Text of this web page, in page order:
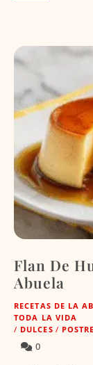
Flan De
Abuela
RECETAS DE LA
TODA LA VIDA
/ DULCES /
0